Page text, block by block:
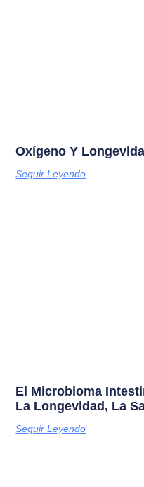
Oxígeno Y
Seguir Leyendo
El Microbioma
La Longevidad, La
Seguir Leyendo